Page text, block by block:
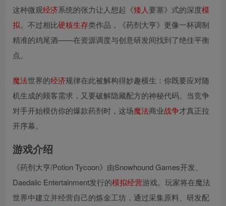
这种微观经济系统的张力让人想起《矮人要塞》式的深度模
拟。不过相比硬核生存类作品，《药剂大亨》更像一杯调制
精准的鸡尾酒——在资源调度与创意研发间找到了绝佳平衡
点。
魔法世界的经济规律在此被解构得妙趣横生：你既要应对随
机生成的顾客需求，又要破解隐藏配方的神秘代码。当竞争
对手开始模仿你的爆款药剂时，这场魔法商业战争才真正拉
开序幕。
游戏介绍
《药剂大亨/Potion Tycoon》由Snowhound Games开发、
Daedalic Entertainment发行的模拟经营游戏。玩家将在魔法
世界中建立并经营自己的炼金工坊，通过采集原料、研发配